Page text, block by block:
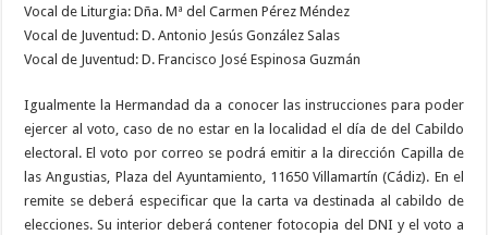
Vocal de Liturgia: Dña. Mª del Carmen Pérez Méndez
Vocal de Juventud: D. Antonio Jesús González Salas
Vocal de Juventud: D. Francisco José Espinosa Guzmán
Igualmente la Hermandad da a conocer las instrucciones para poder
ejercer al voto, caso de no estar en la localidad el día de del Cabildo
electoral. El voto por correo se podrá emitir a la dirección Capilla de
las Angustias, Plaza del Ayuntamiento, 11650 Villamartín (Cádiz). En el
remite se deberá especificar que la carta va destinada al cabildo de
elecciones. Su interior deberá contener fotocopia del DNI y el voto a